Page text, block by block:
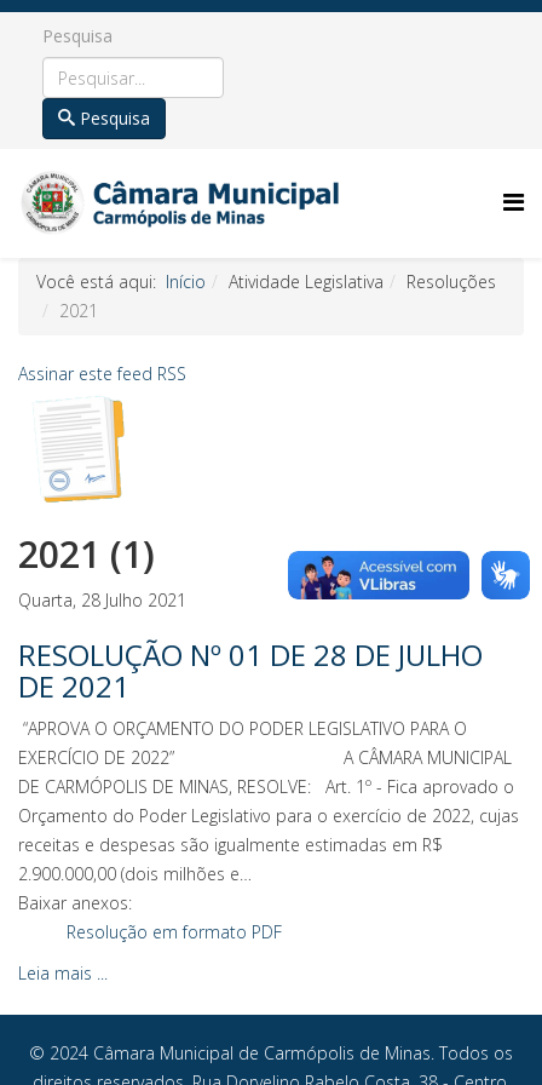
Pesquisa
Pesquisa
Você está aqui: Início Atividade Legislativa
Resoluções
2021
Assinar este feed RSS
2021 (1)
Quarta, 28 Julho 2021
RESOLUÇÃO Nº 01 DE 28 DE JULHO
DE 2021
“APROVA O ORÇAMENTO DO PODER LEGISLATIVO PARA O
EXERCÍCIO DE 2022” A CÂMARA MUNICIPAL
DE CARMÓPOLIS DE MINAS, RESOLVE: Art. 1º - Fica aprovado o
Orçamento do Poder Legislativo para o exercício de 2022, cujas
receitas e despesas são igualmente estimadas em R$
2.900.000,00 (dois milhões e…
Baixar anexos:
Resolução em formato PDF
Leia mais ...
© 2024 Câmara Municipal de Carmópolis de Minas. Todos os